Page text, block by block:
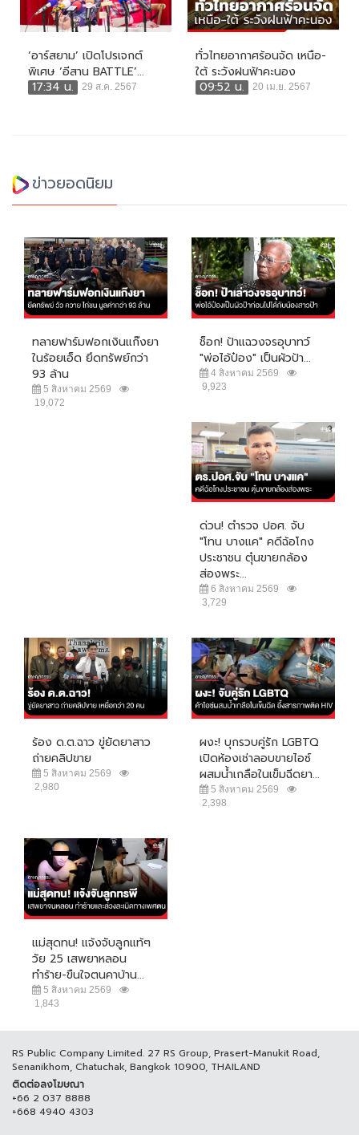
‘อาร์สยาม’ เปิดโปรเจกต์
พิเศษ ‘อีสาน BATTLE’...
17:34 น.
29 ส.ค. 2567
ทั่วไทยอากาศร้อนจัด เหนือ-
ใต้ ระวังฝนฟ้าคะนอง
09:52 น.
20 เม.ย. 2567
ข่าวยอดนิยม
ทลายฟาร์มฟอกเงินแก๊งยา
ในร้อยเอ็ด ยึดทรัพย์กว่า
93 ล้าน
5 สิงหาคม 2569
19,072
ช็อก! ป้าแฉวงจรอุบาทว์
"พ่อไอ้ป๋อง" เป็นผัวป้า...
4 สิงหาคม 2569
9,923
ด่วน! ตำรวจ ปอศ. จับ
"โทน บางแค" คดีฉ้อโกง
ประชาชน ตุ๋นขายกล้อง
ส่องพระ...
6 สิงหาคม 2569
3,729
ร้อง ด.ต.ฉาว ขู่ยัดยาสาว
ถ่ายคลิปขาย
5 สิงหาคม 2569
2,980
ผงะ! บุกรวบคู่รัก LGBTQ
เปิดห้องเช่าลอบขายไอซ์
ผสมน้ำเกลือในเข็มฉีดยา...
5 สิงหาคม 2569
2,398
แม่สุดทน! แจ้งจับลูกแท้ๆ
วัย 25 เสพยาหลอน
ทำร้าย-ขืนใจตนคาบ้าน...
5 สิงหาคม 2569
1,843
RS Public Company Limited. 27 RS Group, Prasert-Manukit Road,
Senanikhom, Chatuchak, Bangkok 10900, THAILAND
ติดต่อลงโฆษณา
+66 2 037 8888
+668 4940 4303